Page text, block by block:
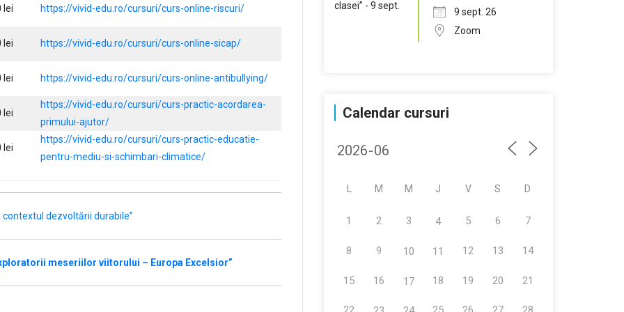
lei https://vivid-edu.ro/cursuri/curs-online-riscuri/
lei https://vivid-edu.ro/cursuri/curs-online-sicap/
lei https://vivid-edu.ro/cursuri/curs-online-antibullying/
lei
https://vivid-edu.ro/cursuri/curs-practic-acordarea-
primului-ajutor/
lei
https://vivid-edu.ro/cursuri/curs-practic-educatie-
pentru-mediu-si-schimbari-climatice/
dezvoltării durabile”
meseriilor viitorului – Europa Excelsior”
9 sept. 26
Zoom
Calendar cursuri
M M J V S D
1 2 3 4 5 6 7
8 9 10 11 12 13 14
15 16 17 18 19 20 21